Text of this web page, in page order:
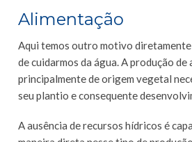
Alimentação
Aqui temos outro motivo
de cuidarmos da água. A produção de
principalmente de origem vegetal
seu plantio e consequente
A ausência de recursos hídricos é